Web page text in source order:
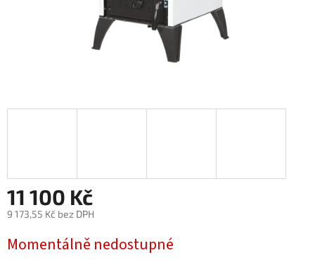
11 100 Kč
9 173,55 Kč bez DPH
cena:
Momentálně nedostupné